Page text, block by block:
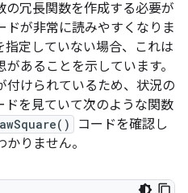
の冗長関数を作成する必要が
ドが非常に読みやすくなりま
定していない場合、これは
あることを示しています。
付けられているため、状況の
を見ていて次のような関数
コードを確認し
りません。